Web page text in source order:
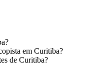
?
em Curitiba?
de Curitiba?